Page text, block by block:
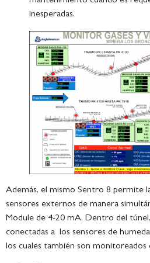
inesperadas.
Además, el mismo Sentro 8 permite
sensores externos de manera
Module de 4-20 mA. Dentro del
conectadas a los sensores de
los cuales también son monitoreados